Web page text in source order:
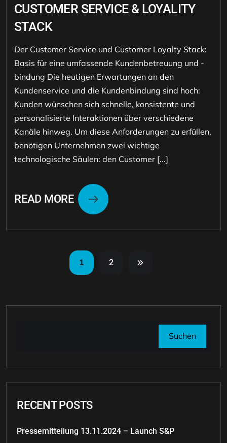
CUSTOMER SERVICE & LOYALITY
STACK
Der Customer Service und Customer Loyalty Stack:
Basis für eine umfassende Kundenbetreuung und -
bindung Die heutigen Erwartungen an den
Kundenservice und die Kundenbindung sind hoch:
Kunden wünschen sich schnelle, konsistente und
personalisierte Interaktionen über verschiedene
Kanäle hinweg. Um diese Anforderungen zu erfüllen,
benötigen Unternehmen zwei wichtige
technologische Säulen: den Customer [...]
READ MORE
1 2
Suchen
RECENT POSTS
Pressemitteilung 13.11.2024 – Launch S&P